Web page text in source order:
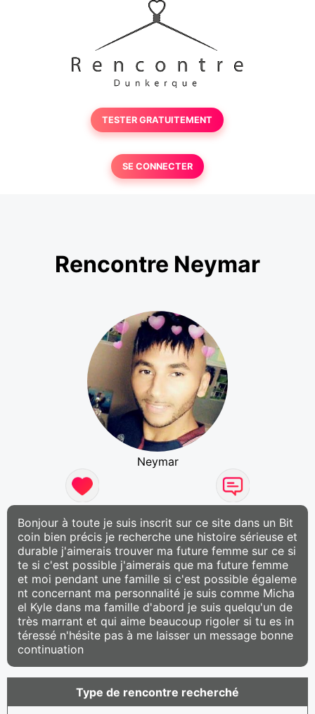
TESTER GRATUITEMENT
SE CONNECTER
Rencontre Neymar
Neymar
Bonjour à toute je suis inscrit sur ce site dans un Bit
coin bien précis je recherche une histoire sérieuse et
durable j'aimerais trouver ma future femme sur ce si
te si c'est possible j'aimerais que ma future femme
et moi pendant une famille si c'est possible égaleme
nt concernant ma personnalité je suis comme Micha
el Kyle dans ma famille d'abord je suis quelqu'un de
très marrant et qui aime beaucoup rigoler si tu es in
téressé n'hésite pas à me laisser un message bonne
continuation
Type de rencontre recherché